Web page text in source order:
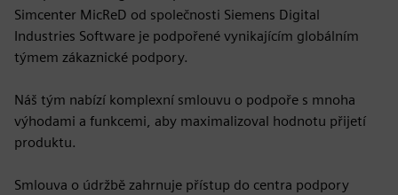
Simcenter MicReD od společnosti Siemens Digital
Industries Software je podpořené vynikajícím globálním
týmem zákaznické podpory.
Náš tým nabízí komplexní smlouvu o podpoře s mnoha
výhodami a funkcemi, aby maximalizoval hodnotu přijetí
produktu.
Smlouva o údržbě zahrnuje přístup do centra podpory